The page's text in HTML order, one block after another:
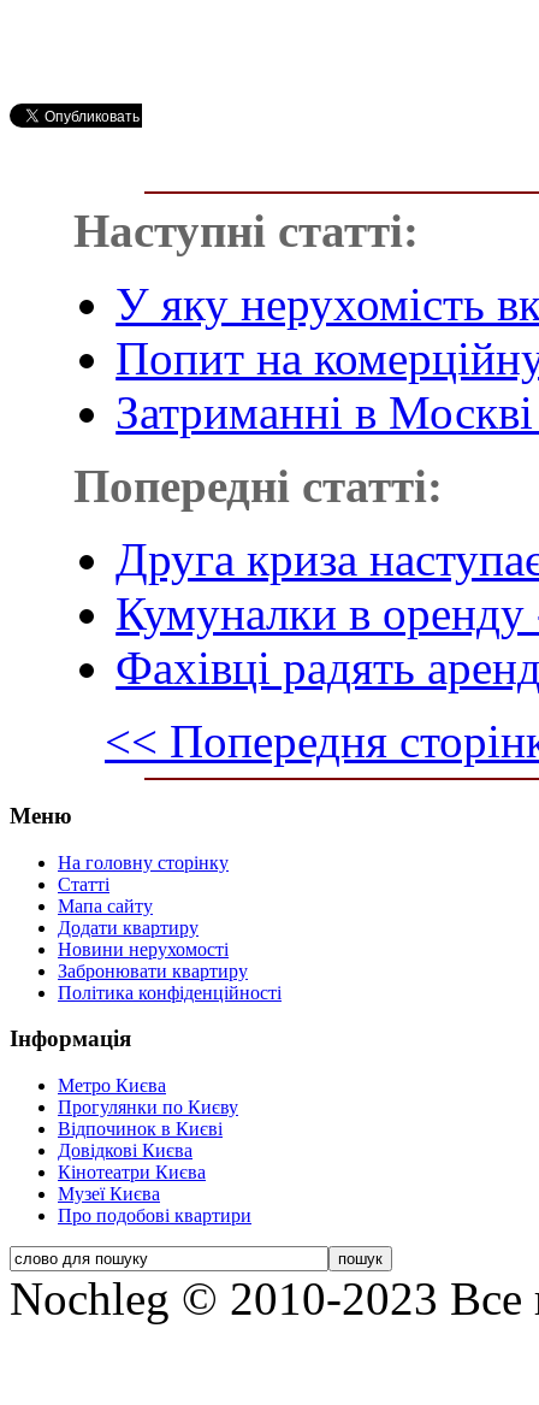
Наступні статті:
У яку нерухомість
Попит на
Затриманні в
Попередні статті:
Друга криза
Кумуналки в оренду
Фахівці радять
<< Попередня
Меню
На головну сторінку
Статті
Мапа сайту
Додати квартиру
Новини нерухомості
Забронювати квартиру
Політика конфіденційності
Інформація
Метро Києва
Прогулянки по Києву
Відпочинок в Києві
Довідкові Києва
Кінотеатри Києва
Музеї Києва
Про подобові квартири
Nochleg © 2010-2023